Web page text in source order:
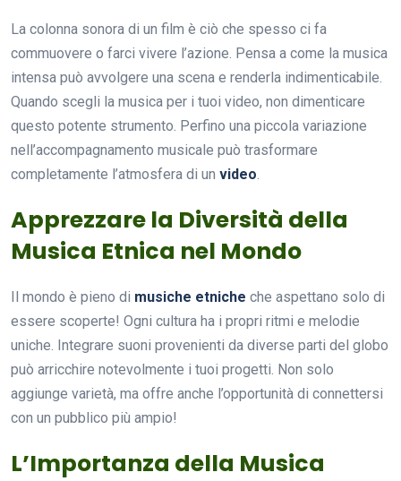
La colonna sonora di un film è ciò che spesso ci fa
commuovere o farci vivere l’azione. Pensa a come la musica
intensa può avvolgere una scena e renderla indimenticabile.
Quando scegli la musica per i tuoi video, non dimenticare
questo potente strumento. Perfino una piccola variazione
nell’accompagnamento musicale può trasformare
completamente l’atmosfera di un video.
Apprezzare la Diversità della
Musica Etnica nel Mondo
Il mondo è pieno di musiche etniche che aspettano solo di
essere scoperte! Ogni cultura ha i propri ritmi e melodie
uniche. Integrare suoni provenienti da diverse parti del globo
può arricchire notevolmente i tuoi progetti. Non solo
aggiunge varietà, ma offre anche l’opportunità di connettersi
con un pubblico più ampio!
L’Importanza della Musica